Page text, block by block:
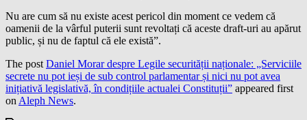
Nu are cum să nu existe acest pericol din moment ce vedem că
oamenii de la vârful puterii sunt revoltați că aceste draft-uri au apărut
public, și nu de faptul că ele există”.
The post Daniel Morar despre Legile securității naționale: „Serviciile
secrete nu pot ieși de sub control parlamentar și nici nu pot avea
inițiativă legislativă, în condițiile actualei Constituții” appeared first
on Aleph News.